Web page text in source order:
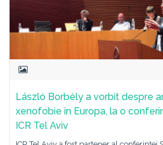
László Borbély a vorbit despre
xenofobie în Europa, la o
ICR Tel Aviv